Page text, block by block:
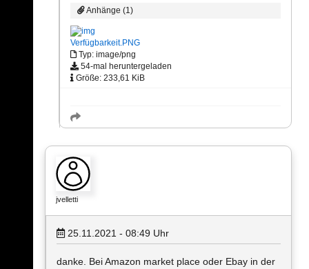
Anhänge (1)
Verfügbarkeit.PNG
Typ: image/png
54-mal heruntergeladen
Größe: 233,61 KiB
jvelletti
25.11.2021 - 08:49 Uhr
danke. Bei Amazon market place oder Ebay in der